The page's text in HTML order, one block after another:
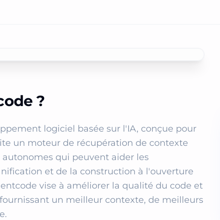
?
logiciel basée sur l'IA, conçue pour
un moteur de récupération de contexte
qui peuvent aider les
et de la construction à l'ouverture
vise à améliorer la qualité du code et
un meilleur contexte, de meilleurs